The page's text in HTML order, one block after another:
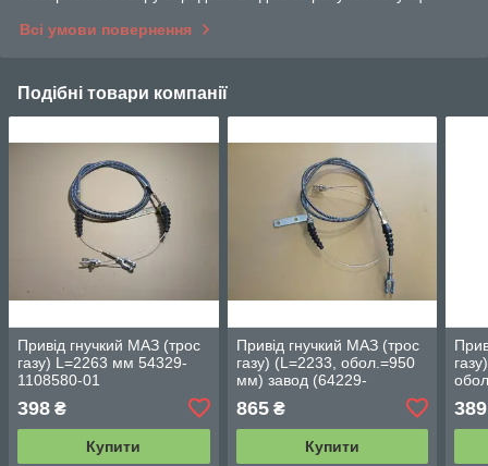
Всі умови повернення
Подібні товари компанії
Привід гнучкий МАЗ (трос
газу) L=2263 мм 54329-
1108580-01
398 ₴
Купити
Привід гнучкий МАЗ (трос
газу) (L=2233, обол.=950
мм) завод (64229-
1108580) 64229-1108580-
01
865₴
Купити
389